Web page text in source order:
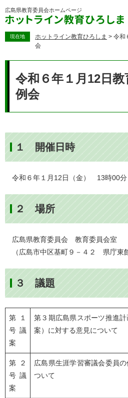
ー
広島県教育委員会ホームページ
現在地 ホットライン教育ひろしま > 令和
会
令和６年１月12日
例会
１ 開催日時
令和６年１月12日（金） 13時00分
２ 場所
広島県教育委員会 教育委員会室
（広島市中区基町９－４２ 県庁東
３ 議題
第１
号議
案
第３期広島県スポーツ推進
案）に対する意見について
第２
号議
案
広島県生涯学習審議会委員の
ついて